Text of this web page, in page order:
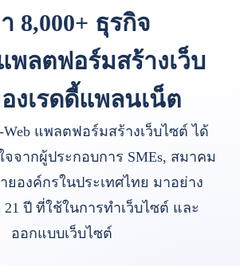
8,000+ ธุรกิจ
พลตฟอร์มสร้างเว็บ
งเรดดี้แพลนเน็ต
Web แพลตฟอร์มสร้างเว็บไซต์ ได้
จจากผู้ประกอบการ SMEs, สมาคม
ยองค์กรในประเทศไทย มาอย่าง
ปี ที่ใช้ในการทำเว็บไซต์ และ
ออกแบบเว็บไซต์